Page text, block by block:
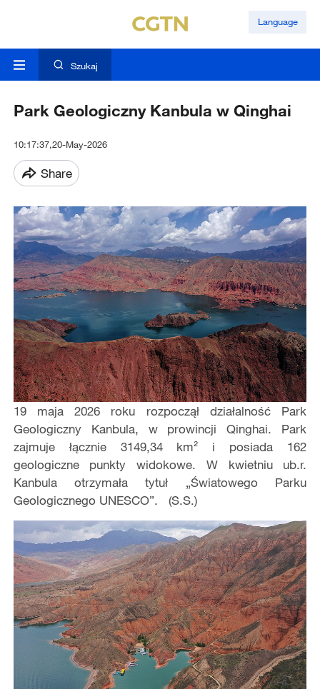
Language
Szukaj
Park Geologiczny Kanbula w Qinghai
10:17:37,20-May-2026
Share
19 maja 2026 roku rozpoczął działalność Park
Geologiczny Kanbula, w prowincji Qinghai. Park
zajmuje łącznie 3149,34 km² i posiada 162
geologiczne punkty widokowe. W kwietniu ub.r.
Kanbula otrzymała tytuł „Światowego Parku
Geologicznego UNESCO”. (S.S.)